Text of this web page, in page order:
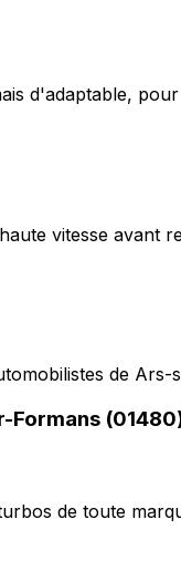
d'adaptable,
vitesse avant
de Ars-
Formans
de toute